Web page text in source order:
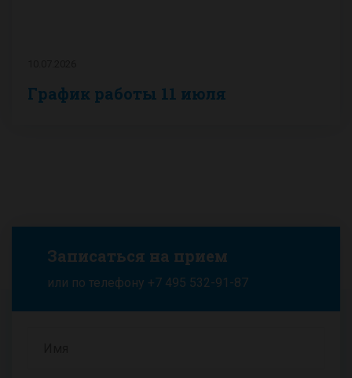
График работы 11 июля
Записаться на прием
или по телефону +7 495 532-91-87